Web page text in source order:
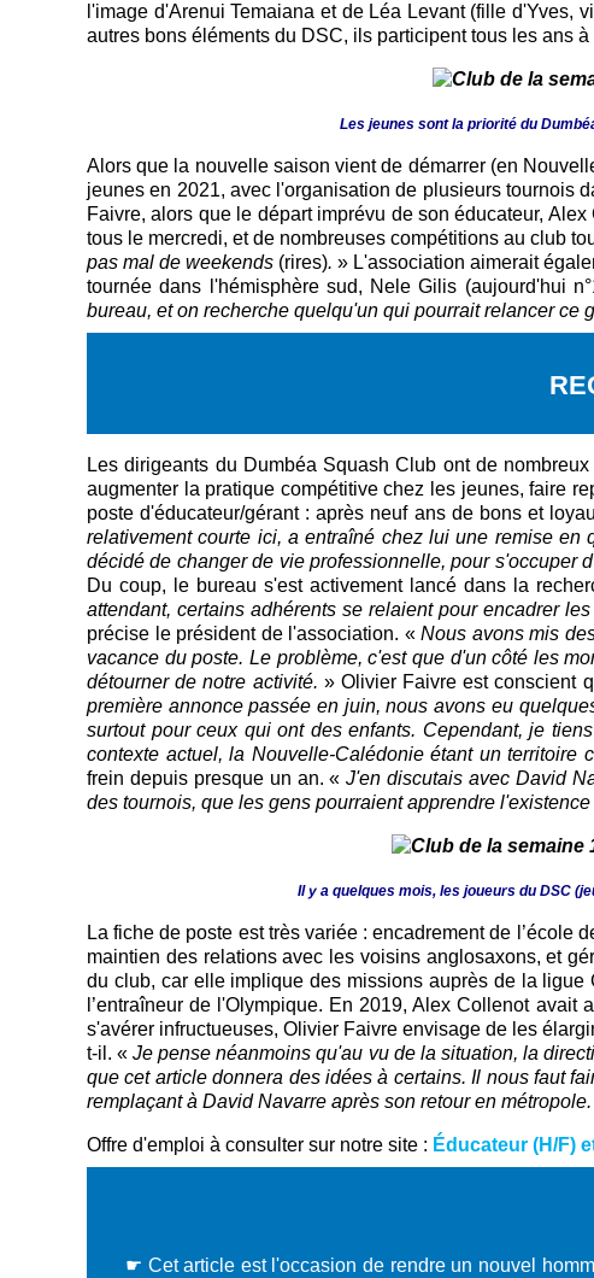
l'image d'Arenui Temaiana et de Léa Levant (fille d'Yves,
autres bons éléments du DSC, ils participent tous les ans
Les jeunes sont la priorité du
Alors que la nouvelle saison vient de démarrer (en
jeunes en 2021, avec l'organisation de plusieurs tournois
Faivre, alors que le départ imprévu de son éducateur,
tous le mercredi, et de nombreuses compétitions au club
pas mal de weekends (rires). » L'association aimerait
tournée dans l'hémisphère sud, Nele Gilis (aujourd'hui
bureau, et on recherche quelqu'un qui pourrait relancer ce
Les dirigeants du Dumbéa Squash Club ont de
augmenter la pratique compétitive chez les jeunes, faire
poste d'éducateur/gérant : après neuf ans de bons et
relativement courte ici, a entraîné chez lui une remise en
décidé de changer de vie professionnelle, pour s'occuper
Du coup, le bureau s'est activement lancé dans la
attendant, certains adhérents se relaient pour encadrer
précise le président de l'association. «Nous avons mis
vacance du poste. Le problème, c'est que d'un côté les
détourner de notre activité. » Olivier Faivre est conscient
première annonce passée en juin, nous avons eu
surtout pour ceux qui ont des enfants. Cependant, je
contexte actuel, la Nouvelle-Calédonie étant un territoire
frein depuis presque un an. «J'en discutais avec David
des tournois, que les gens pourraient apprendre
Il y a quelques mois, les joueurs du DSC
La fiche de poste est très variée : encadrement de
maintien des relations avec les voisins anglosaxons, et
du club, car elle implique des missions auprès de la
l’entraîneur de l'Olympique. En 2019, Alex Collenot
s'avérer infructueuses, Olivier Faivre envisage de les
t-il. «Je pense néanmoins qu'au vu de la situation, la
que cet article donnera des idées à certains. Il nous faut
remplaçant à David Navarre après son retour en métropole.
Offre d'emploi à consulter sur notre site : Éducateur (H/F)
☛ Cet article est l'occasion de rendre un nouvel